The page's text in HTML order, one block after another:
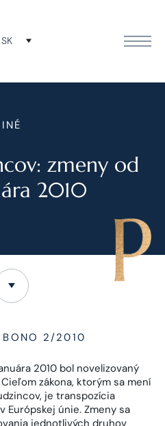
SK
INÉ
zmeny od
2010
BONO 2/2010
2010 bol novelizovaný
zákona, ktorým sa mení
je transpozícia
Európskej únie. Zmeny sa